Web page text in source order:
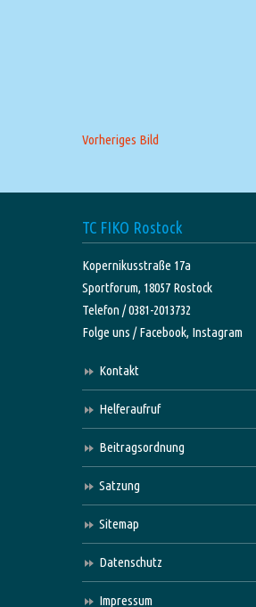
Vorheriges Bild
TC FIKO Rostock
Kopernikusstraße 17a
Sportforum, 18057 Rostock
Telefon / 0381-2013732
Folge uns /Facebook, Instagram
Kontakt
Helferaufruf
Beitragsordnung
Satzung
Sitemap
Datenschutz
Impressum